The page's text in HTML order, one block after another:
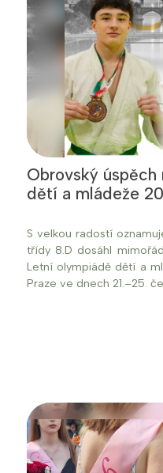
Obrovský
dětí a mládeže
S velkou radostí
třídy 8.D dosáhl
Letní olympiádě dětí a
Praze ve dnech 21.–25.